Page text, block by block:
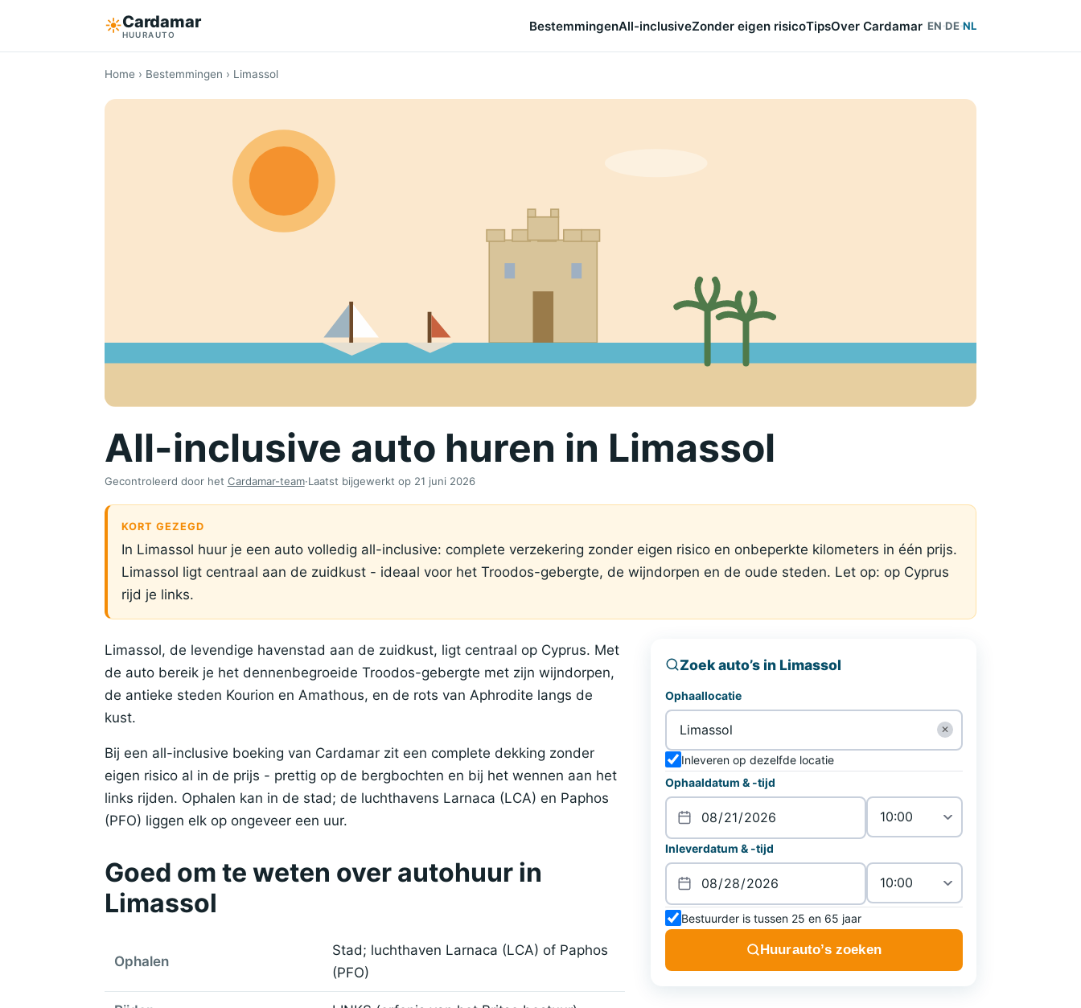
☀︎Cardamar
HUURAUTO
BestemmingenAll-inclusiveZonder eigen risicoTipsOver Cardamar EN DE NL
Home › Bestemmingen › Limassol
All-inclusive auto huren in Limassol
Gecontroleerd door het Cardamar-team·Laatst bijgewerkt op 21 juni 2026
KORT GEZEGD
In Limassol huur je een auto volledig all-inclusive: complete verzekering zonder eigen risico en onbeperkte kilometers in één prijs.
Limassol ligt centraal aan de zuidkust - ideaal voor het Troodos-gebergte, de wijndorpen en de oude steden. Let op: op Cyprus
rijd je links.
Limassol, de levendige havenstad aan de zuidkust, ligt centraal op Cyprus. Met
de auto bereik je het dennenbegroeide Troodos-gebergte met zijn wijndorpen,
de antieke steden Kourion en Amathous, en de rots van Aphrodite langs de
kust.
Bij een all-inclusive boeking van Cardamar zit een complete dekking zonder
eigen risico al in de prijs - prettig op de bergbochten en bij het wennen aan het
links rijden. Ophalen kan in de stad; de luchthavens Larnaca (LCA) en Paphos
(PFO) liggen elk op ongeveer een uur.
Goed om te weten over autohuur in
Limassol
Ophalen
Stad; luchthaven Larnaca (LCA) of Paphos
(PFO)
Zoek auto’s in Limassol
Ophaallocatie
✕
Inleveren op dezelfde locatie
Ophaaldatum & -tijd
Inleverdatum & -tijd
Bestuurder is tussen 25 en 65 jaar
Huurauto’s zoeken